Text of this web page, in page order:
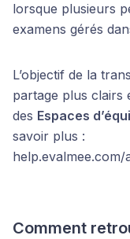
lorsque plusieurs
examens gérés
L’objectif de la
partage plus clairs
des Espaces
savoir plus :
Comment